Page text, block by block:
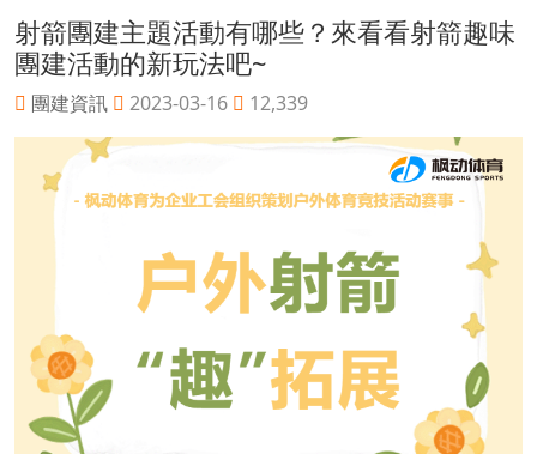
射箭團建主題活動有哪些？來看看射箭趣味
團建活動的新玩法吧~
團建資訊 2023-03-16 12,339